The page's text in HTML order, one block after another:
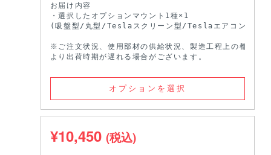
お届け内容
・選択したオプションマウント1種×1
(吸盤型/丸型/Teslaスクリーン型/Teslaエアコン型)
※ご注文状況、使用部材の供給状況、製造工程上の都合等
より出荷時期が遅れる場合がございます。
オプションを選択
¥10,450 (税込)